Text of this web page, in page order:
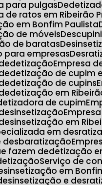
para pulgas
de ratos em Ribeirão
em Bonfim Paulista
de móveis
de baratas
para empresas
Empresa
dedetização de cupim
dedetização de cupins
em
de cupim
em
em
desbaratização
fazem dedetização
Serviço de
em
e